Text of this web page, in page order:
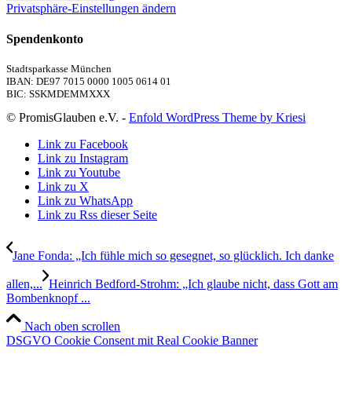
Privatsphäre-Einstellungen ändern
Spendenkonto
Stadtsparkasse München
IBAN: DE97 7015 0000 1005 0614 01
BIC: SSKMDEMMXXX
© PromisGlauben e.V. - Enfold WordPress Theme by Kriesi
Link zu Facebook
Link zu Instagram
Link zu Youtube
Link zu X
Link zu WhatsApp
Link zu Rss dieser Seite
Jane Fonda: „Ich fühle mich so gesegnet, so glücklich. Ich danke
allen,... Heinrich Bedford-Strohm: „Ich glaube nicht, dass Gott am
Bombenknopf ...
Nach oben scrollen
DSGVO Cookie Consent mit Real Cookie Banner